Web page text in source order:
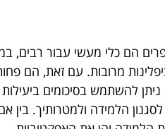
הם כלי מעשי עבור רבים,
מרובות. עם זאת, הם
ניתן להשתמש בסיכומים
הלמידה ולמטרותיך.